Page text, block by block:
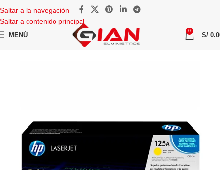
Saltar a la navegación
Saltar a contenido principal
MENÚ
0
S/